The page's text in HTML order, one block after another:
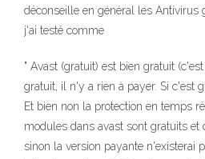
déconseille en général les Antivirus
j'ai testé comme
" Avast (gratuit) est bien gratuit
gratuit, il n'y a rien à payer. Si c'est
Et bien non la protection en temps
modules dans avast sont gratuits et
sinon la version payante n'existerai